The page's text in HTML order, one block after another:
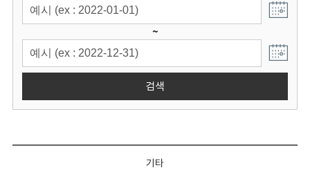
~
검색
기타